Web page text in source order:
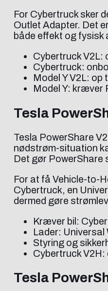
For Cybertruck sker
Outlet Adapter. Det
både effekt og
Cybertruck V2L:
Cybertruck:
Model Y V2L: op
Model Y: kræver
Tesla
Tesla PowerShare
nødstrøm-situation
Det gør PowerShare
For at få Vehicle-to-
Cybertruck, en
dermed gøre
Kræver bil:
Lader: Universal
Styring og
Cybertruck V2H:
Tesla